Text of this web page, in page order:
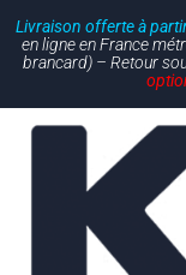
Livraison offerte à
en ligne en France
brancard) – Retour